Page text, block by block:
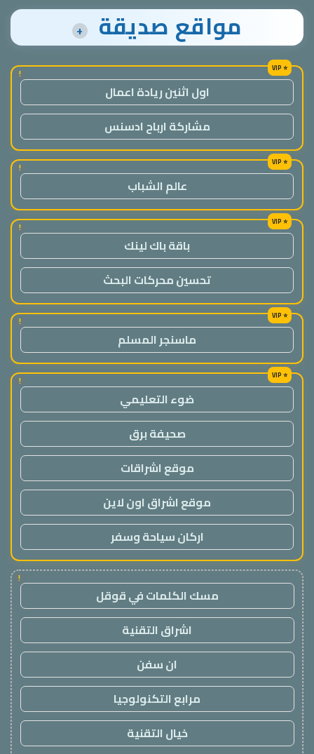
مواقع صديقة +
!
اول اثنين ريادة اعمال
مشاركة ارباح ادسنس
!
عالم الشباب
!
باقة باك لينك
تحسين محركات البحث
!
ماسنجر المسلم
!
ضوء التعليمي
صحيفة برق
موقع اشراقات
موقع اشراق اون لاين
اركان سياحة وسفر
!
مسك الكلمات في قوقل
اشراق التقنية
ان سفن
مرابع التكنولوجيا
خيال التقنية